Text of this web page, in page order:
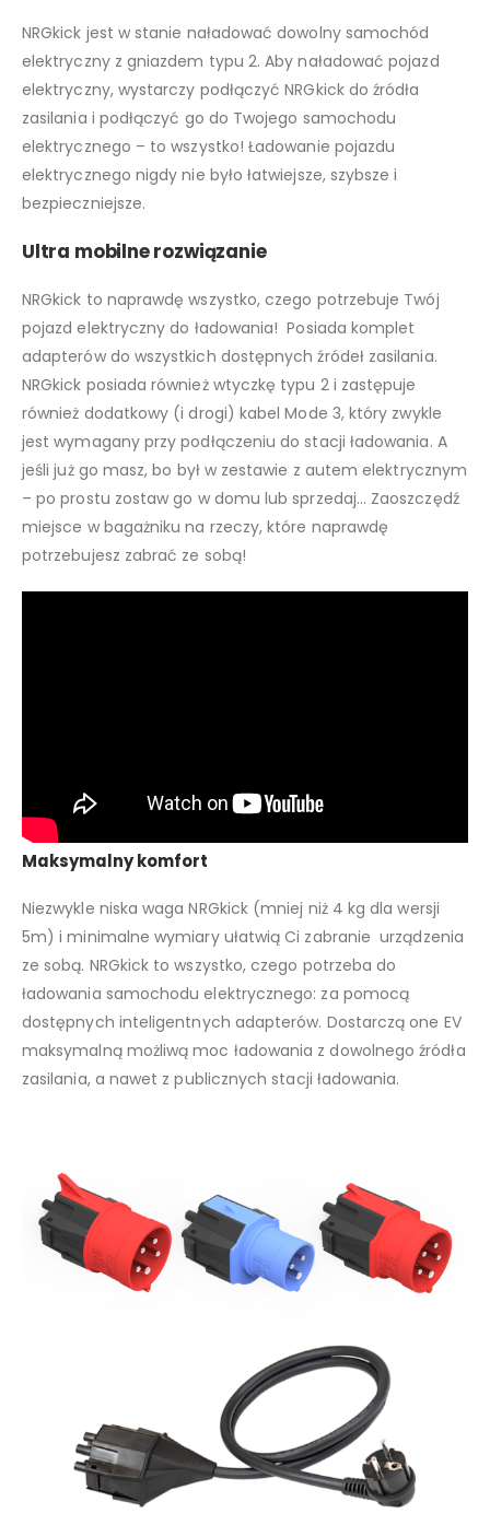
NRGkick jest w stanie naładować dowolny samochód
elektryczny z gniazdem typu 2. Aby naładować pojazd
elektryczny, wystarczy podłączyć NRGkick do źródła
zasilania i podłączyć go do Twojego samochodu
elektrycznego – to wszystko! Ładowanie pojazdu
elektrycznego nigdy nie było łatwiejsze, szybsze i
bezpieczniejsze.
Ultra mobilne rozwiązanie
NRGkick to naprawdę wszystko, czego potrzebuje Twój
pojazd elektryczny do ładowania! Posiada komplet
adapterów do wszystkich dostępnych źródeł zasilania.
NRGkick posiada również wtyczkę typu 2 i zastępuje
również dodatkowy (i drogi) kabel Mode 3, który zwykle
jest wymagany przy podłączeniu do stacji ładowania. A
jeśli już go masz, bo był w zestawie z autem elektrycznym
– po prostu zostaw go w domu lub sprzedaj… Zaoszczędź
miejsce w bagażniku na rzeczy, które naprawdę
potrzebujesz zabrać ze sobą!
Maksymalny komfort
Niezwykle niska waga NRGkick (mniej niż 4 kg dla wersji
5m) i minimalne wymiary ułatwią Ci zabranie urządzenia
ze sobą. NRGkick to wszystko, czego potrzeba do
ładowania samochodu elektrycznego: za pomocą
dostępnych inteligentnych adapterów. Dostarczą one EV
maksymalną możliwą moc ładowania z dowolnego źródła
zasilania, a nawet z publicznych stacji ładowania.